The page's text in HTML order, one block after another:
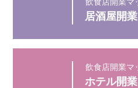
居酒屋開業
ホテル開業